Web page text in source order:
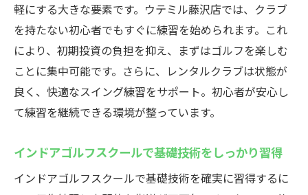
め方
インドアゴルフスクールで長く通える環境
を選ぶ
軽にする大きな要素です。ウテミル藤沢店では、クラブ
を持たない初心者でもすぐに練習を始められます。これ
により、初期投資の負担を抑え、まずはゴルフを楽しむ
ことに集中可能です。さらに、レンタルクラブは状態が
良く、快適なスイング練習をサポート。初心者が安心し
て練習を継続できる環境が整っています。
インドアゴルフスクールで基礎技術をしっかり習得
インドアゴルフスクールで基礎技術を確実に習得するに